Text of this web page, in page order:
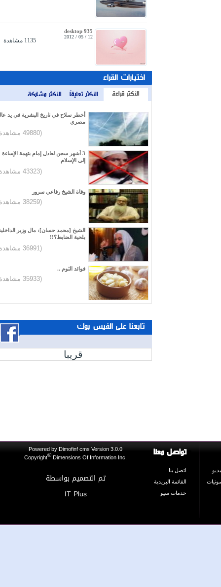
desktop 935
1135 مشاهدة
اختيارات القراء
الأكثر قراءة الأكثر تعليقاً الأكثر مشاركة
أخطر سلاح في تاريخ البشرية في يد عالم
مصري
3 أشهر سجن لعادل إمام بتهمة الإساءة
إلى الإسلام
وفاة الشيخ رفاعي سرور
الشيخ [محمد حسان]: مال وزير الداخلية
بلحية الضابط؟!!
فوائد الثوم ..
تابعنا على الفيس بوك
قريبا
تواصل معنا
اتصل بنا
القائمة البريدية
خدمات سيو
Powered byDimofinf cmsVersion 3.0.0
Copyright©Dimensions Of Information Inc.
تم التصميم بواسطة
IT Plus